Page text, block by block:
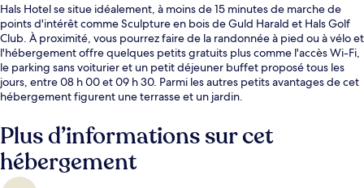
Hals Hotel se situe idéalement, à moins de 15 minutes de marche de
points d'intérêt comme Sculpture en bois de Guld Harald et Hals Golf
Club. À proximité, vous pourrez faire de la randonnée à pied ou à vélo et
l'hébergement offre quelques petits gratuits plus comme l'accès Wi-Fi,
le parking sans voiturier et un petit déjeuner buffet proposé tous les
jours, entre 08 h 00 et 09 h 30. Parmi les autres petits avantages de cet
hébergement figurent une terrasse et un jardin.
Plus d’informations sur cet
hébergement